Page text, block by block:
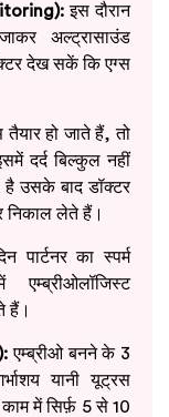
इस दौरान
अल्ट्रासाउंड
देख सकें कि एग्स
हो जाते हैं, तो
दर्द बिल्कुल नहीं
है उसके बाद डॉक्टर
निकाल लेते हैं।
पार्टनर का स्पर्म
हैं।
एम्ब्रीओ बनने के 3
यानी यूट्रस
में सिर्फ़ 5 से 10